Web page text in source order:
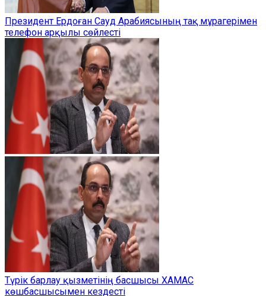
Президент Ердоған Сауд Арабиясының тақ мұрагерімен
телефон арқылы сөйлесті
Түрік барлау қызметінің басшысы ХАМАС
көшбасшысымен кездесті